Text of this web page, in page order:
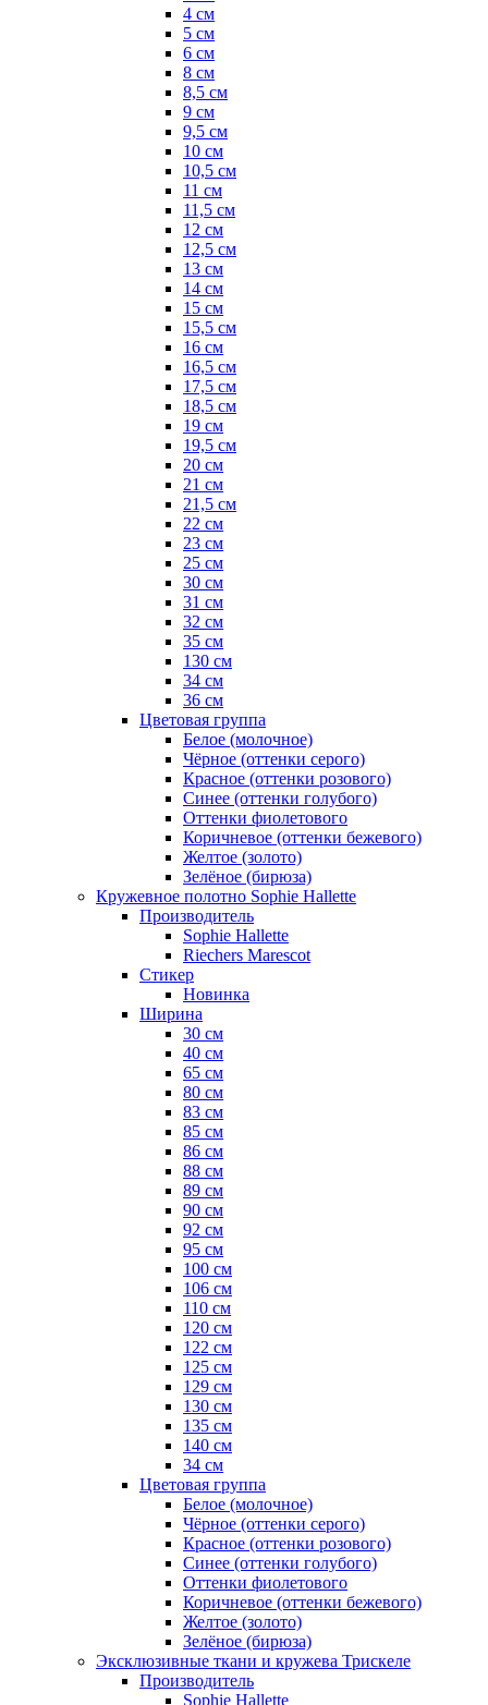
4 см
5 см
6 см
8 см
8,5 см
9 см
9,5 см
10 см
10,5 см
11 см
11,5 см
12 см
12,5 см
13 см
14 см
15 см
15,5 см
16 см
16,5 см
17,5 см
18,5 см
19 см
19,5 см
20 см
21 см
21,5 см
22 см
23 см
25 см
30 см
31 см
32 см
35 см
130 см
34 см
36 см
Цветовая группа
Белое (молочное)
Чёрное (оттенки серого)
Красное (оттенки розового)
Синее (оттенки голубого)
Оттенки фиолетового
Коричневое (оттенки бежевого)
Желтое (золото)
Зелёное (бирюза)
Кружевное полотно Sophie Hallette
Производитель
Sophie Hallette
Riechers Marescot
Стикер
Новинка
Ширина
30 см
40 см
65 см
80 см
83 см
85 см
86 см
88 см
89 см
90 см
92 см
95 см
100 см
106 см
110 см
120 см
122 см
125 см
129 см
130 см
135 см
140 см
34 см
Цветовая группа
Белое (молочное)
Чёрное (оттенки серого)
Красное (оттенки розового)
Синее (оттенки голубого)
Оттенки фиолетового
Коричневое (оттенки бежевого)
Желтое (золото)
Зелёное (бирюза)
Эксклюзивные ткани и кружева Трискеле
Производитель
Sophie Hallette